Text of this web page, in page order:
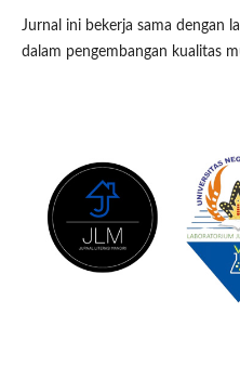
Jurnal ini bekerja sama dengan
dalam pengembangan kualitas